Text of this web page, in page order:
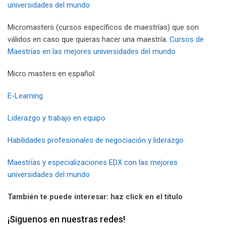
universidades del mundo
Micromasters (cursos específicos de maestrías) que son
válidos en caso que quieras hacer una maestría. Cursos de
Maestrías en las mejores universidades del mundo
Micro masters en español:
E-Learning
Liderazgo y trabajo en equipo
Habilidades profesionales de negociación y liderazgo
Maestrías y especializaciones EDX con las mejores
universidades del mundo
También te puede interesar: haz click en el título
¡Siguenos en nuestras redes!